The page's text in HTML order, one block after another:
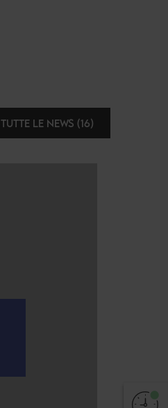
TUTTE LE NEWS (16)